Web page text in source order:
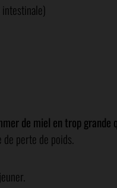
de miel en trop
perte de poids.